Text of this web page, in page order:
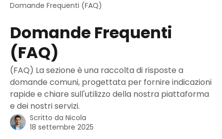
Domande Frequenti (FAQ)
Domande Frequenti
(FAQ)
(FAQ) La sezione è una raccolta di risposte a
domande comuni, progettata per fornire indicazioni
rapide e chiare sull'utilizzo della nostra piattaforma
e dei nostri servizi.
Scritto da Nicola
18 settembre 2025